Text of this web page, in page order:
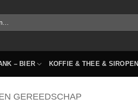
– BIER KOFFIE & THEE & SIROPEN
GEREEDSCHAP